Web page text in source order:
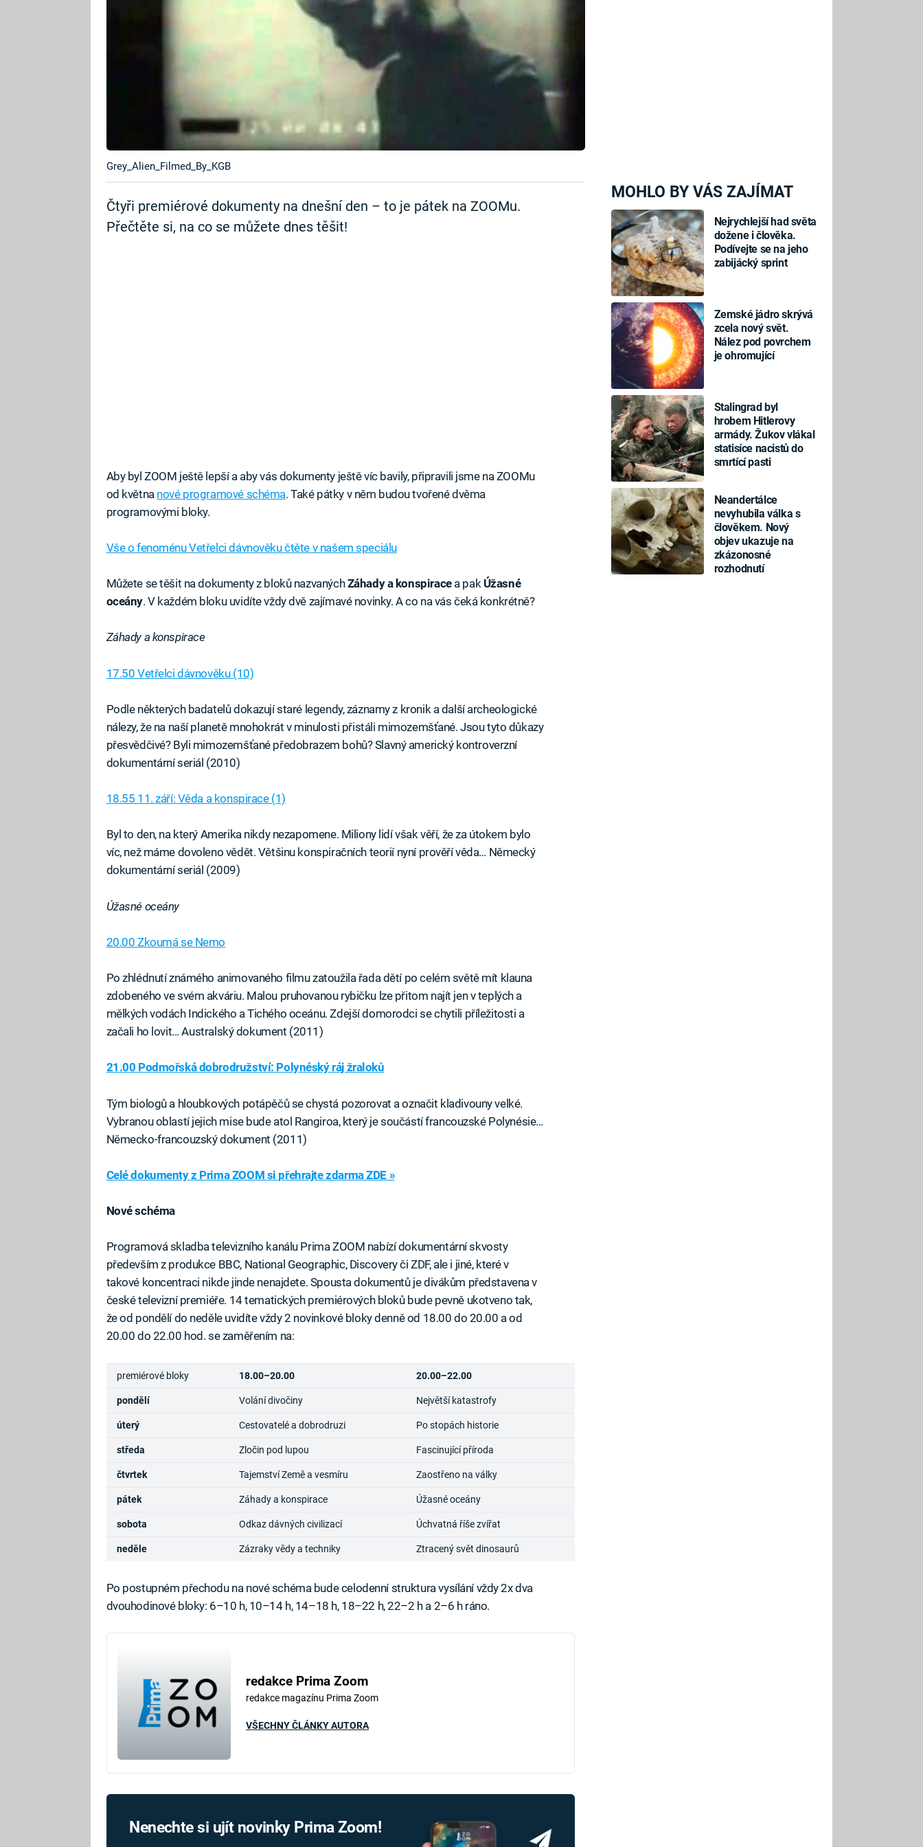
MOHLO BY VÁS ZAJÍMAT
Nejrychlejší had světa
dožene i člověka.
Podívejte se na jeho
zabijácký sprint
Zemské jádro skrývá
zcela nový svět.
Nález pod povrchem
je ohromující
Stalingrad byl
hrobem Hitlerovy
armády. Žukov vlákal
statisíce nacistů do
smrtící pasti
Neandertálce
nevyhubila válka s
člověkem. Nový
objev ukazuje na
zkázonosné
rozhodnutí
Grey_Alien_Filmed_By_KGB
Čtyři premiérové dokumenty na dnešní den – to je pátek na ZOOMu.
Přečtěte si, na co se můžete dnes těšit!
Aby byl ZOOM ještě lepší a aby vás dokumenty ještě víc bavily, připravili jsme na ZOOMu
od května nové programové schéma. Také pátky v něm budou tvořené dvěma
programovými bloky.
Vše o fenoménu Vetřelci dávnověku čtěte v našem speciálu
Můžete se těšit na dokumenty z bloků nazvanýchZáhady a konspiracea pak Úžasné
oceány. V každém bloku uvidíte vždy dvě zajímavé novinky. A co na vás čeká konkrétně?
Záhady a konspirace
17.50 Vetřelci dávnověku (10)
Podle některých badatelů dokazují staré legendy, záznamy z kronik a další archeologické
nálezy, že na naší planetě mnohokrát v minulosti přistáli mimozemšťané. Jsou tyto důkazy
přesvědčivé? Byli mimozemšťané předobrazem bohů? Slavný americký kontroverzní
dokumentární seriál (2010)
18.55 11. září: Věda a konspirace (1)
Byl to den, na který Amerika nikdy nezapomene. Miliony lidí však věří, že za útokem bylo
víc, než máme dovoleno vědět. Většinu konspiračních teorií nyní prověří věda… Německý
dokumentární seriál (2009)
Úžasné oceány
20.00 Zkoumá se Nemo
Po zhlédnutí známého animovaného filmu zatoužila řada dětí po celém světě mít klauna
zdobeného ve svém akváriu. Malou pruhovanou rybičku lze přitom najít jen v teplých a
mělkých vodách Indického a Tichého oceánu. Zdejší domorodci se chytili příležitosti a
začali ho lovit... Australský dokument (2011)
21.00 Podmořská dobrodružství: Polynéský ráj žraloků
Tým biologů a hloubkových potápěčů se chystá pozorovat a označit kladivouny velké.
Vybranou oblastí jejich mise bude atol Rangiroa, který je součástí francouzské Polynésie…
Německo-francouzský dokument (2011)
Celé dokumenty z Prima ZOOM si přehrajte zdarma ZDE »
Nové schéma
Programová skladba televizního kanálu Prima ZOOM nabízí dokumentární skvosty
především z produkce BBC, National Geographic, Discovery či ZDF, ale i jiné, které v
takové koncentraci nikde jinde nenajdete. Spousta dokumentů je divákům představena v
české televizní premiéře. 14 tematických premiérových bloků bude pevně ukotveno tak,
že od pondělí do neděle uvidíte vždy 2 novinkové bloky denně od 18.00 do 20.00 a od
20.00 do 22.00 hod. se zaměřením na:
premiérové bloky 18.00–20.00 20.00–22.00
pondělí Volání divočiny Největší katastrofy
úterý Cestovatelé a dobrodruzi Po stopách historie
středa Zločin pod lupou Fascinující příroda
čtvrtek Tajemství Země a vesmíru Zaostřeno na války
pátek Záhady a konspirace Úžasné oceány
sobota Odkaz dávných civilizací Úchvatná říše zvířat
neděle Zázraky vědy a techniky Ztracený svět dinosaurů
Po postupném přechodu na nové schéma bude celodenní struktura vysílání vždy 2x dva
dvouhodinové bloky: 6–10 h, 10–14 h, 14–18 h, 18–22 h, 22–2 h a 2–6 h ráno.
redakce Prima Zoom
redakce magazínu Prima Zoom
VŠECHNY ČLÁNKY AUTORA
Nenechte si ujít novinky Prima Zoom!